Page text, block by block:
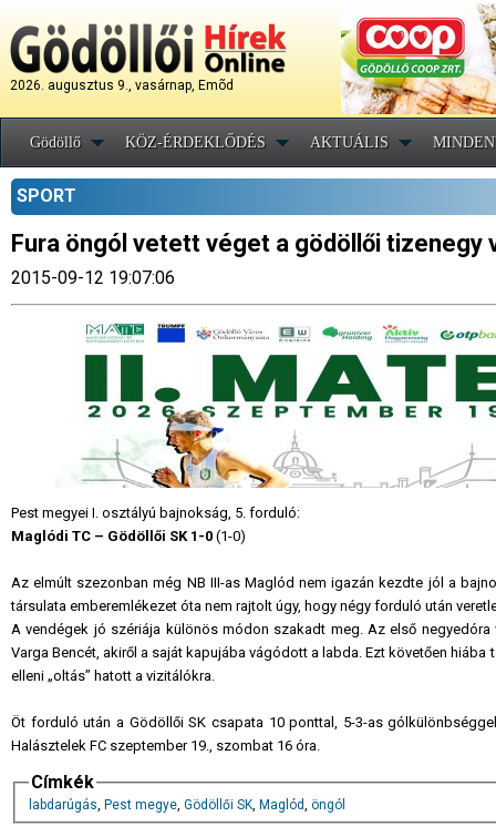
2026. augusztus 9., vasárnap, Emõd
Gödöllő KÖZ-ÉRDEKLŐDÉS AKTUÁLIS
SPORT
Fura öngól vetett véget a gödöllői tizenegy
2015-09-12 19:07:06
Pest megyei I. osztályú bajnokság, 5. forduló:
Maglódi TC – Gödöllői SK 1-0 (1-0)
Az elmúlt szezonban még NB III-as Maglód nem igazán kezdte jól a
társulata emberemlékezet óta nem rajtolt úgy, hogy négy forduló után
A vendégek jó szériája különös módon szakadt meg. Az első
Varga Bencét, akiről a saját kapujába vágódott a labda. Ezt követően
elleni „oltás” hatott a vizitálókra.
Öt forduló után a Gödöllői SK csapata 10 ponttal, 5-3-as
Halásztelek FC szeptember 19., szombat 16 óra.
Címkék
labdarúgás, Pest megye, Gödöllői SK, Maglód, öngól